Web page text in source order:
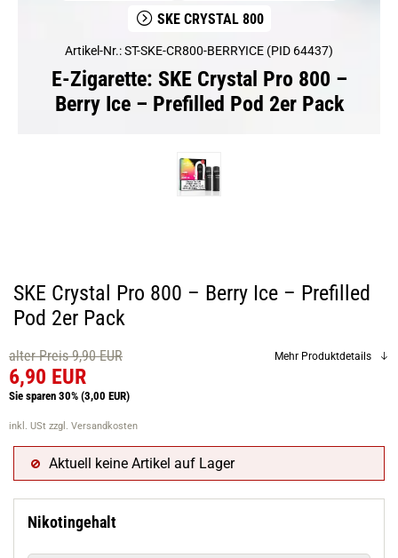
SKE CRYSTAL 800
Artikel-Nr.: ST-SKE-CR800-BERRYICE (PID 64437)
E-Zigarette: SKE Crystal Pro 800 –
Berry Ice – Prefilled Pod 2er Pack
SKE Crystal Pro 800 – Berry Ice – Prefilled
Pod 2er Pack
alter Preis 9,90 EUR
6,90 EUR
Sie sparen 30% (3,00 EUR)
inkl. USt zzgl. Versandkosten
Mehr Produktdetails
Aktuell keine Artikel auf Lager
Nikotingehalt